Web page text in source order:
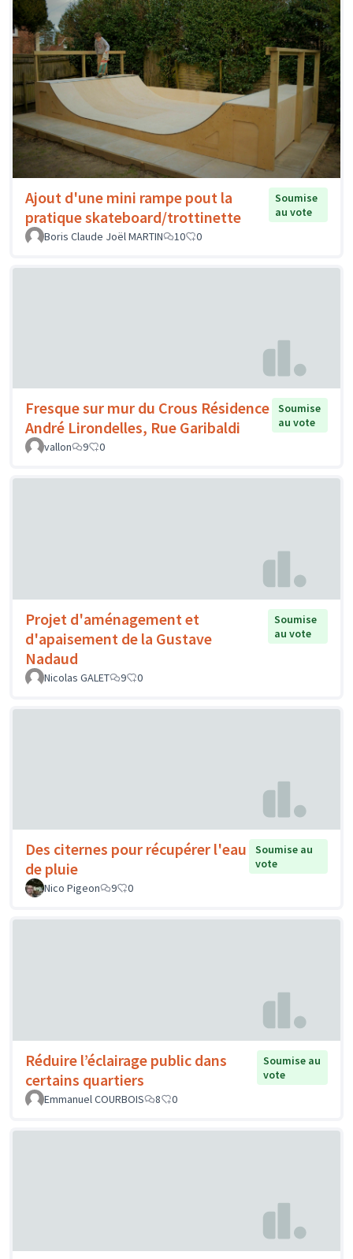
Ajout d'une mini rampe pout la
pratique skateboard/trottinette
Soumise
au vote
Boris Claude Joël MARTIN
10 0
Fresque sur mur du Crous Résidence
André Lirondelles, Rue Garibaldi
Soumise
au vote
vallon
9 0
Projet d'aménagement et
d'apaisement de la Gustave
Nadaud
Soumise
au vote
Nicolas GALET 9 0
Des citernes pour récupérer l'eau
de pluie
Soumise au
vote
Nico Pigeon
9 0
Réduire l’éclairage public dans
certains quartiers
Soumise au
vote
Emmanuel COURBOIS
8 0